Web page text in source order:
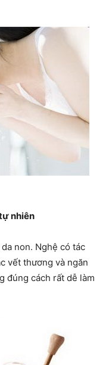
nhiên
non. Nghệ có tác
vết thương và ngăn
đúng cách rất dễ làm